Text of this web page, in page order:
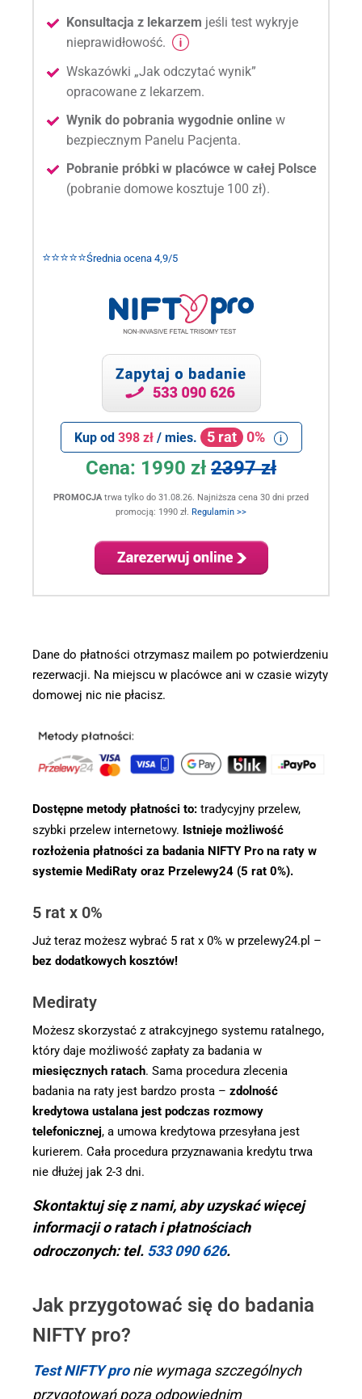
Konsultacja z lekarzem jeśli test wykryje
nieprawidłowość.
Wskazówki „Jak odczytać wynik”
opracowane z lekarzem.
Wynik do pobrania wygodnie online w
bezpiecznym Panelu Pacjenta.
Pobranie próbki w placówce w całej Polsce
(pobranie domowe kosztuje 100 zł).
⭐⭐⭐⭐⭐Średnia ocena 4,9/5
Kup od 398 zł/ mies. 5 rat 0%
Cena: 1990 zł 2397 zł
PROMOCJAtrwa tylko do 31.08.26. Najniższa cena 30 dni przed
promocją: 1990 zł. Regulamin >>
Dane do płatności otrzymasz mailem po potwierdzeniu
rezerwacji. Na miejscu w placówce ani w czasie wizyty
domowej nic nie płacisz.
Dostępne metody płatności to: tradycyjny przelew,
szybki przelew internetowy. Istnieje możliwość
rozłożenia płatności za badania NIFTY Pro na raty w
systemie MediRaty oraz Przelewy24 (5 rat 0%).
5 rat x 0%
Już teraz możesz wybrać 5 rat x 0% w przelewy24.pl –
bez dodatkowych kosztów!
Mediraty
Możesz skorzystać z atrakcyjnego systemu ratalnego,
który daje możliwość zapłaty za badania w
miesięcznych ratach. Sama procedura zlecenia
badania na raty jest bardzo prosta – zdolność
kredytowa ustalana jest podczas rozmowy
telefonicznej, a umowa kredytowa przesyłana jest
kurierem. Cała procedura przyznawania kredytu trwa
nie dłużej jak 2-3 dni.
Skontaktuj się z nami, aby uzyskać więcej
informacji o ratach i płatnościach
odroczonych: tel. 533 090 626.
Jak przygotować się do badania
NIFTY pro?
Test NIFTY pronie wymaga szczególnych
przygotowań poza odpowiednim